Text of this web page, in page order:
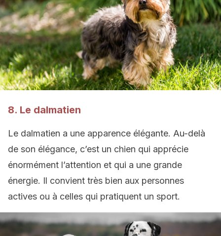
8. Le dalmatien
Le dalmatien a une apparence élégante. Au-delà
de son élégance, c’est un chien qui apprécie
énormément l’attention et qui a une grande
énergie. Il convient très bien aux personnes
actives ou à celles qui pratiquent un sport.